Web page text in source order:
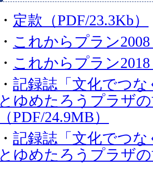
・ 定款（PDF/23.3Kb）
・ これからプラン
・ これからプラン
・ 記録誌「文化でつ
とゆめたろうプラザ
（PDF/24.9MB）
・ 記録誌「文化でつ
とゆめたろうプラザ